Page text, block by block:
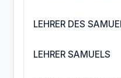
LEHRER DES
LEHRER SAMUELS